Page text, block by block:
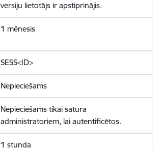
versiju lietotājs ir apstiprinājis.
1 mēnesis
SESS<ID>
Nepieciešams
Nepieciešams tikai satura
administratoriem, lai autentificētos.
1 stunda